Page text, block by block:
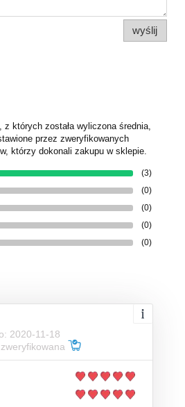
wyślij
z których została wyliczona średnia,
przez zweryfikowanych
którzy dokonali zakupu w sklepie.
(3)
(0)
(0)
(0)
(0)
2020-11-18